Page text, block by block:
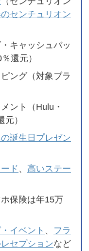
センチュリオン
キャッシュバッ
還元）
ング（対象ブラ
ント（Hulu・
）
誕生日プレゼン
ド 、 高いステー
ホ保険は年15万
イベント 、 フラ
セプションなど